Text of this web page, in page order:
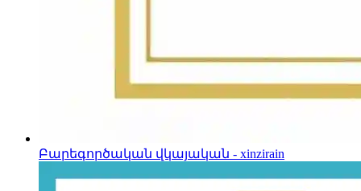
Բարեգործական վկայական - xinzirain